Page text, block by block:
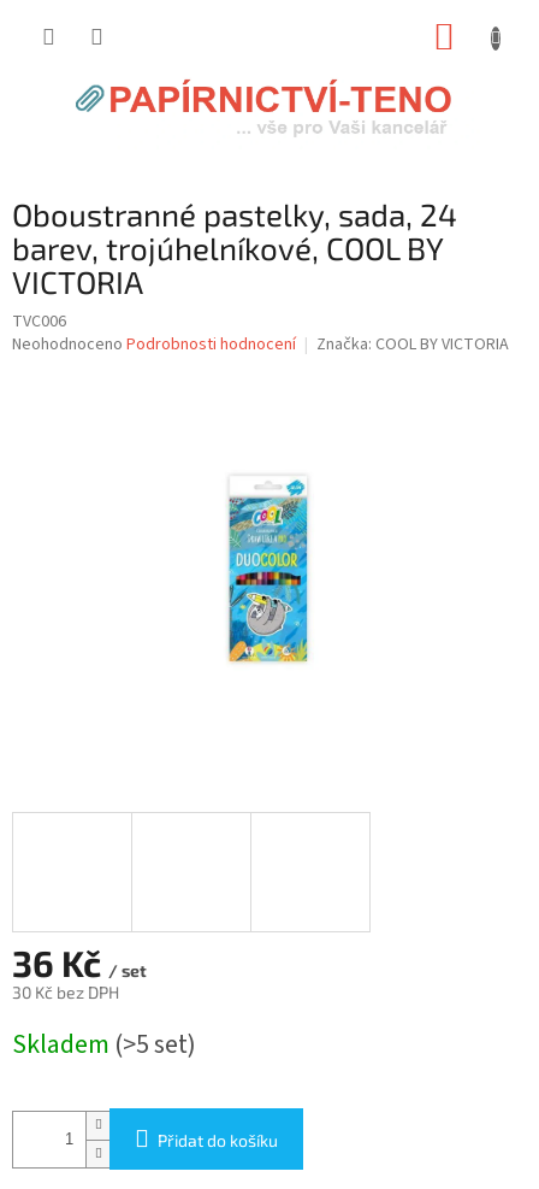
Oboustranné pastelky, sada, 24
barev, trojúhelníkové, COOL BY
VICTORIA
TVC006
Průměrné
Neohodnoceno Podrobnosti hodnocení Značka: COOL BY VICTORIA
36 Kč / set
30 Kč bez DPH
cena:
Skladem (>5 set)
Přidat do košíku